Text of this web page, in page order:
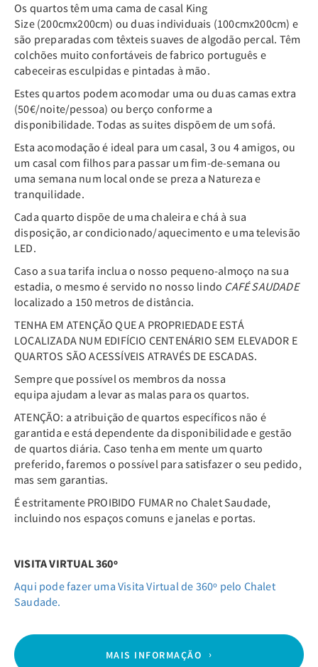
Os quartos têm uma cama de casal King
Size (200cmx200cm) ou duas individuais (100cmx200cm) e
são preparadas com têxteis suaves de algodão percal. Têm
colchões muito confortáveis de fabrico português e
cabeceiras esculpidas e pintadas à mão.
Estes quartos podem acomodar uma ou duas camas extra
(50€/noite/pessoa) ou berço conforme a
disponibilidade. Todas as suites dispõem de um sofá.
Esta acomodação é ideal para um casal, 3 ou 4 amigos, ou
um casal com filhos para passar um fim-de-semana ou
uma semana num local onde se preza a Natureza e
tranquilidade.
Cada quarto dispõe de uma chaleira e chá à sua
disposição, ar condicionado/aquecimento e uma televisão
LED.
Caso a sua tarifa inclua o nosso pequeno-almoço na sua
estadia, o mesmo é servido no nosso lindo CAFÉ SAUDADE
localizado a 150 metros de distância.
TENHA EM ATENÇÃO QUE A PROPRIEDADE ESTÁ
LOCALIZADA NUM EDIFÍCIO CENTENÁRIO SEM ELEVADOR E
QUARTOS SÃO ACESSÍVEIS ATRAVÉS DE ESCADAS.
Sempre que possível os membros da nossa
equipa ajudam a levar as malas para os quartos.
ATENÇÃO: a atribuição de quartos específicos não é
garantida e está dependente da disponibilidade e gestão
de quartos diária. Caso tenha em mente um quarto
preferido, faremos o possível para satisfazer o seu pedido,
mas sem garantias.
É estritamente PROIBIDO FUMAR no Chalet Saudade,
incluindo nos espaços comuns e janelas e portas.
VISITA VIRTUAL 360º
Aqui pode fazer uma Visita Virtual de 360º pelo Chalet
Saudade.
MAIS INFORMAÇÃO